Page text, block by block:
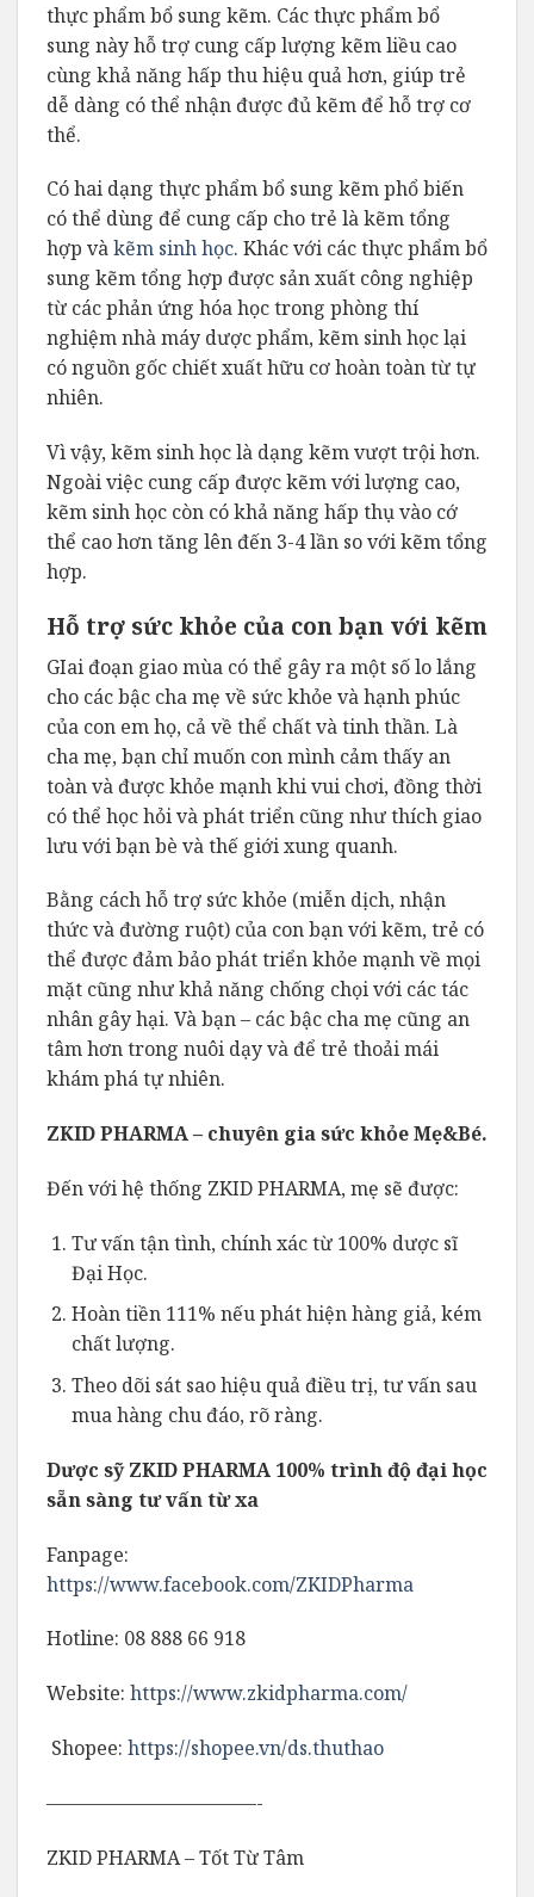
thực phẩm bổ sung kẽm. Các thực phẩm bổ
sung này hỗ trợ cung cấp lượng kẽm liều cao
cùng khả năng hấp thu hiệu quả hơn, giúp trẻ
dễ dàng có thể nhận được đủ kẽm để hỗ trợ cơ
thể.
Có hai dạng thực phẩm bổ sung kẽm phổ biến
có thể dùng để cung cấp cho trẻ là kẽm tổng
hợp vàkẽm sinh học. Khác với các thực phẩm bổ
sung kẽm tổng hợp được sản xuất công nghiệp
từ các phản ứng hóa học trong phòng thí
nghiệm nhà máy dược phẩm, kẽm sinh học lại
có nguồn gốc chiết xuất hữu cơ hoàn toàn từ tự
nhiên.
Vì vậy, kẽm sinh học là dạng kẽm vượt trội hơn.
Ngoài việc cung cấp được kẽm với lượng cao,
kẽm sinh học còn có khả năng hấp thụ vào cớ
thể cao hơn tăng lên đến 3-4 lần so với kẽm tổng
hợp.
Hỗ trợ sức khỏe của con bạn với kẽm
GIai đoạn giao mùa có thể gây ra một số lo lắng
cho các bậc cha mẹ về sức khỏe và hạnh phúc
của con em họ, cả về thể chất và tinh thần. Là
cha mẹ, bạn chỉ muốn con mình cảm thấy an
toàn và được khỏe mạnh khi vui chơi, đồng thời
có thể học hỏi và phát triển cũng như thích giao
lưu với bạn bè và thế giới xung quanh.
Bằng cách hỗ trợ sức khỏe (miễn dịch, nhận
thức và đường ruột) của con bạn với kẽm, trẻ có
thể được đảm bảo phát triển khỏe mạnh về mọi
mặt cũng như khả năng chống chọi với các tác
nhân gây hại. Và bạn – các bậc cha mẹ cũng an
tâm hơn trong nuôi dạy và để trẻ thoải mái
khám phá tự nhiên.
ZKID PHARMA – chuyên gia sức khỏe Mẹ&Bé.
Đến với hệ thống ZKID PHARMA, mẹ sẽ được:
Tư vấn tận tình, chính xác từ 100% dược sĩ
Đại Học.
Hoàn tiền 111% nếu phát hiện hàng giả, kém
chất lượng.
Theo dõi sát sao hiệu quả điều trị, tư vấn sau
mua hàng chu đáo, rõ ràng.
Dược sỹ ZKID PHARMA 100% trình độ đại học
sẵn sàng tư vấn từ xa
Fanpage:
https://www.facebook.com/ZKIDPharma
Hotline: 08 888 66 918
Website: https://www.zkidpharma.com/
️ Shopee: https://shopee.vn/ds.thuthao
———————————-
ZKID PHARMA – Tốt Từ Tâm